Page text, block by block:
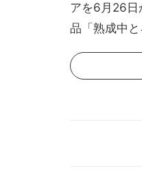
アを6月26日
品「熟成中